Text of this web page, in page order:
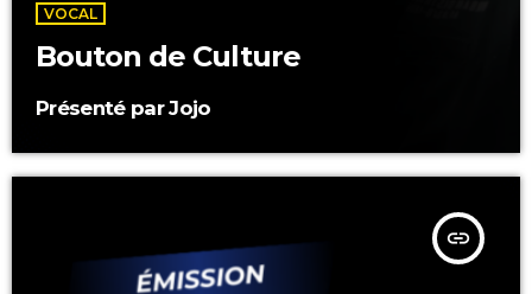
VOCAL
Bouton de Culture
Présenté par Jojo
insert_link